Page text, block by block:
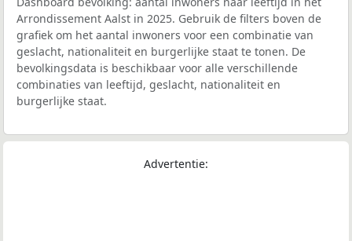
Arrondissement Aalst in 2025. Gebruik de filters boven de
grafiek om het aantal inwoners voor een combinatie van
geslacht, nationaliteit en burgerlijke staat te tonen. De
bevolkingsdata is beschikbaar voor alle verschillende
combinaties van leeftijd, geslacht, nationaliteit en
burgerlijke staat.
Advertentie: